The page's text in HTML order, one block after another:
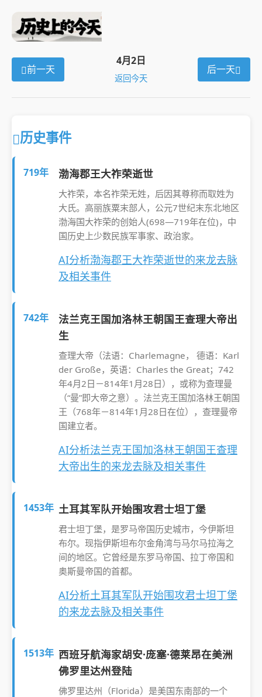
前一天
4月2日
返回今天
后一天
历史事件
719年 渤海郡王大祚荣逝世
大祚荣，本名祚荣无姓，后因其尊称而取姓为
大氏。高丽族粟末部人，公元7世纪末东北地区
渤海国大祚荣的创始人(698—719年在位)，中
国历史上少数民族军事家、政治家。
AI分析渤海郡王大祚荣逝世的来龙去脉
及相关事件
742年
法兰克王国加洛林王朝国王查理大帝出
生
查理大帝（法语：Charlemagne， 德语：Karl
der Große，英语：Charles the Great；742
年4月2日－814年1月28日），或称为查理曼
（“曼”即大帝之意）。法兰克王国加洛林王朝国
王（768年－814年1月28日在位），查理曼帝
国建立者。
AI分析法兰克王国加洛林王朝国王查理
大帝出生的来龙去脉及相关事件
1453年 土耳其军队开始围攻君士坦丁堡
君士坦丁堡，是罗马帝国历史城市，今伊斯坦
布尔。现指伊斯坦布尔金角湾与马尔马拉海之
间的地区。它曾经是东罗马帝国、拉丁帝国和
奥斯曼帝国的首都。
AI分析土耳其军队开始围攻君士坦丁堡
的来龙去脉及相关事件
1513年 西班牙航海家胡安·庞塞·德莱昂在美洲
佛罗里达州登陆
佛罗里达州（Florida）是美国东南部的一个